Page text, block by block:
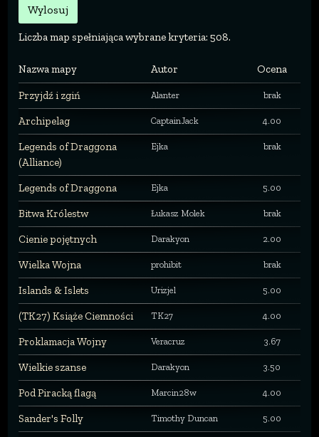
Wylosuj
Liczba map spełniająca wybrane kryteria: 508.
Nazwa mapy Autor Ocena
Przyjdź i zgiń Alanter brak
Archipelag CaptainJack 4.00
Legends of Draggona
(Alliance)
Ejka brak
Legends of Draggona Ejka 5.00
Bitwa Królestw Łukasz Molek brak
Cienie pojętnych Darakyon 2.00
Wielka Wojna prohibit brak
Islands & Islets Urizjel 5.00
(TK27) Książe Ciemności TK27 4.00
Proklamacja Wojny Veracruz 3.67
Wielkie szanse Darakyon 3.50
Pod Piracką flagą Marcin28w 4.00
Sander's Folly Timothy Duncan 5.00